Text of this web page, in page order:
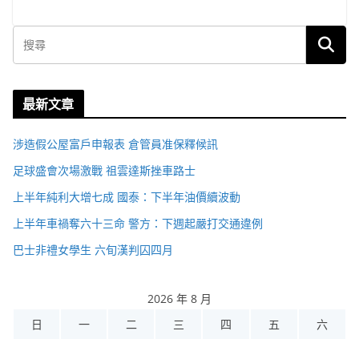
最新文章
涉造假公屋富戶申報表 倉管員准保釋候訊
足球盛會次場激戰 祖雲達斯挫車路士
上半年純利大增七成 國泰：下半年油價續波動
上半年車禍奪六十三命 警方：下週起嚴打交通違例
巴士非禮女學生 六旬漢判囚四月
2026 年 8 月
日
一 二 三 四 五 六